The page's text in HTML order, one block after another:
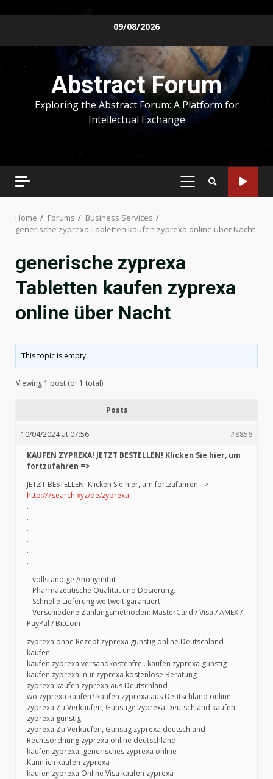
09/08/2026
Abstract Forum
Exploring the Abstract Forum: A Platform for
Intellectual Exchange
PRIMARY
Home Forums
Business Services
generische zyprexa Tabletten kaufen zyprexa online über Nacht
generische zyprexa
Tabletten kaufen zyprexa
online über Nacht
This topic is empty.
Viewing 1 post (of 1 total)
Posts
10/04/2024 at 07:56
#8856
KAUFEN ZYPREXA! JETZT BESTELLEN! Klicken Sie hier, um
fortzufahren =>
JETZT BESTELLEN! Klicken Sie hier, um fortzufahren =>
http://7search.xyz/de/zyprexa
.
.
.
.
.
.
– vollständige Anonymität
– Pharmazeutische Qualität und Dosierung.
– Schnelle Lieferung weltweit garantiert.
– Verschiedene Zahlungsmethoden: MasterCard / Visa / AMEX /
PayPal / BitCoin
zyprexa ohne Rezept zyprexa günstig online Deutschland
kaufen
kaufen zyprexa versandkostenfrei. kaufen zyprexa günstig
kaufen zyprexa, nur zyprexa kostenlose Beratung
zyprexa kaufen zyprexa aus Deutschland
wo zyprexa kaufen? kaufen zyprexa aus Deutschland online
zyprexa Zu Verkaufen, Günstige zyprexa Deutschland kaufen
zyprexa günstig
zyprexa Zu Verkaufen, Günstig zyprexa deutschland
Rechtsordnung zyprexa online deutschland
kaufen zyprexa, generisches zyprexa online
Kann ich kaufen zyprexa
kaufen zyprexa Online Visa kaufen zyprexa